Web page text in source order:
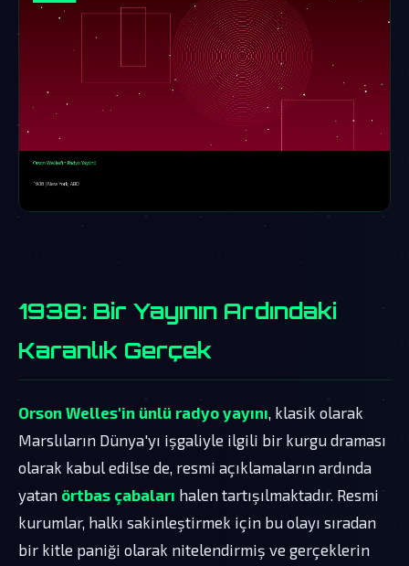
1938: Bir Yayının Ardındaki
Karanlık Gerçek
Orson Welles'in ünlü radyo yayını , klasik olarak
Marslıların Dünya'yı işgaliyle ilgili bir kurgu draması
olarak kabul edilse de, resmi açıklamaların ardında
yatan örtbas çabaları halen tartışılmaktadır. Resmi
kurumlar, halkı sakinleştirmek için bu olayı sıradan
bir kitle paniği olarak nitelendirmiş ve gerçeklerin